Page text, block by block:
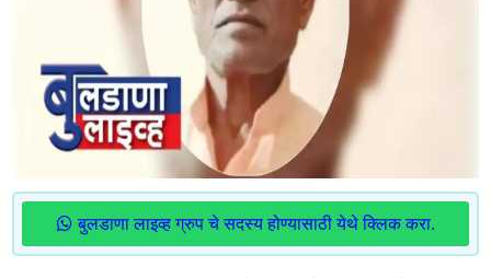
बुलडाणा लाइव्ह ग्रुप चे सदस्य होण्यासाठी येथे क्लिक करा.